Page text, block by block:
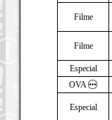
Filme
Filme
Especial
OVA
Especial